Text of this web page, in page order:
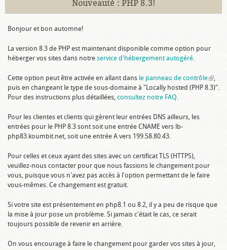
Nouveauté : PHP 8.3!
Bonjour et bon automne!
La version 8.3 de PHP est maintenant disponible comme option pour
héberger vos sites dans notre service d'hébergement autogéré.
Cette option peut être activée en allant dans le panneau de contrôle(link is
,
puis en changeant le type de sous-domaine à "Locally hosted (PHP 8.3)".
Pour des instructions plus détaillées, consultez notre FAQ.
Pour les clientes et clients qui gèrent leur entrées DNS ailleurs, les
entrées pour le PHP 8.3 sont soit une entrée CNAME vers lb-
php83.koumbit.net, soit une entrée A vers 199.58.80.43.
Pour celles et ceux ayant des sites avec un certificat TLS (HTTPS),
veuillez-nous contacter pour que nous fassions le changement pour
vous, puisque vous n'avez pas accès à l'option permettant de le faire
vous-mêmes. Ce changement est gratuit.
Si votre site est présentement en php8.1 ou 8.2, il y a peu de risque que
la mise à jour pose un problème. Si jamais c'était le cas, ce serait
toujours possible de revenir en arrière.
On vous encourage à faire le changement pour garder vos sites à jour,